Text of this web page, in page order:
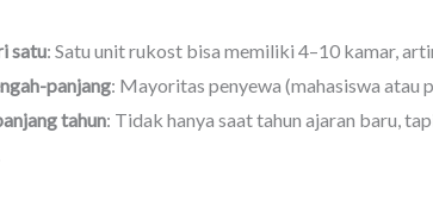
satu: Satu unit rukost bisa memiliki 4–10 kamar,
panjang: Mayoritas penyewa (mahasiswa atau
tahun: Tidak hanya saat tahun ajaran baru,